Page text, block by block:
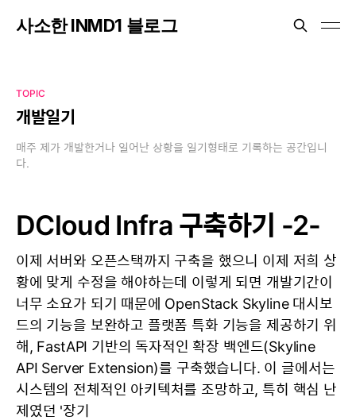
사소한 INMD1 블로그
TOPIC
개발일기
매주 제가 개발한거나 일어난 상황을 일기형태로 기록하는 공간입니
다.
DCloud Infra 구축하기 -2-
이제 서버와 오픈스택까지 구축을 했으니 이제 저희 상
황에 맞게 수정을 해야하는데 이렇게 되면 개발기간이
너무 소요가 되기 때문에 OpenStack Skyline 대시보
드의 기능을 보완하고 플랫폼 특화 기능을 제공하기 위
해, FastAPI 기반의 독자적인 확장 백엔드(Skyline
API Server Extension)를 구축했습니다. 이 글에서는
시스템의 전체적인 아키텍처를 조망하고, 특히 핵심 난
제였던 '장기